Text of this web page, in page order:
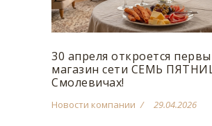
30 апреля откроется
магазин сети СЕМЬ
Смолевичах!
Новости компании 29.04.2026